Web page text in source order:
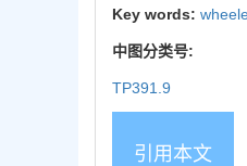
Key words:
中图分类号:
TP391.9
引用本文